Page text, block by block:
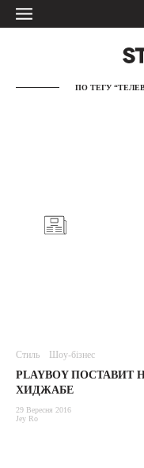
ПО ТЕГУ
Стиль Шоу-бізнес
PLAYBOY
ХИДЖАБЕ
29 Вересня 2016
Jey Ro